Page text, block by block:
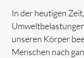
In der heutigen
unseren Körper
Menschen nach